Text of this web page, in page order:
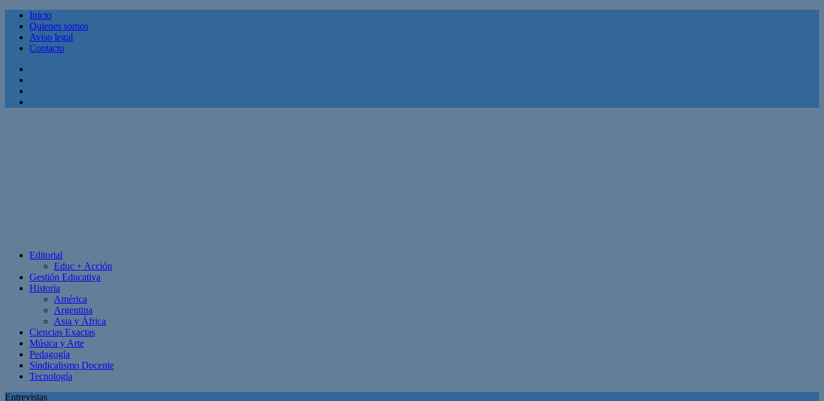
Inicio
Quienes somos
Aviso legal
Contacto
Editorial
Educ + Acción
Gestión Educativa
Historia
América
Argentina
Asia y África
Ciencias Exactas
Música y Arte
Pedagogía
Sindicalismo Docente
Tecnología
Entrevistas